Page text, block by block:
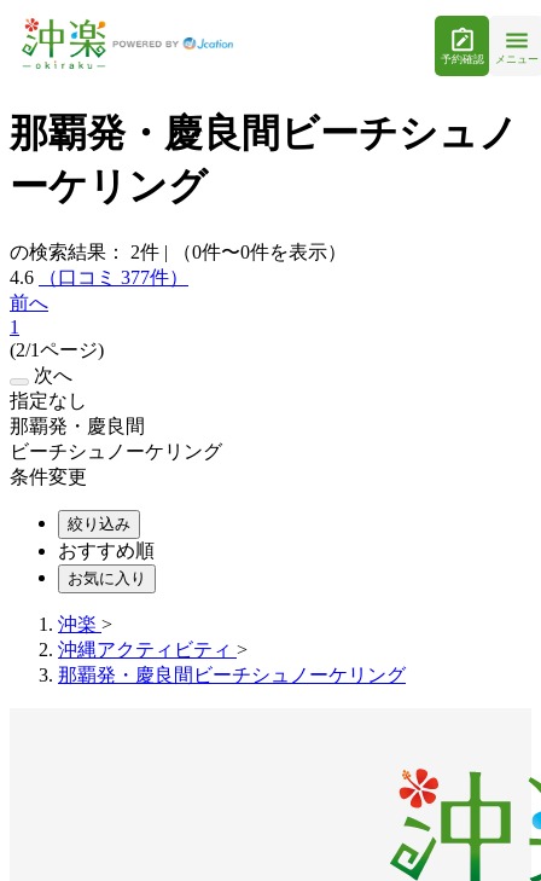
予約確認 メニュー
那覇発・慶良間ビーチシュノ
ーケリング
の検索結果： 2件 |
（0件〜0件を表示）
4.6
（口コミ 377件）
前へ
1
(2/1ページ)
次へ
指定なし
那覇発・慶良間
ビーチシュノーケリング
条件変更
絞り込み
おすすめ順
お気に入り
沖楽 >
沖縄アクティビティ >
那覇発・慶良間ビーチシュノーケリング